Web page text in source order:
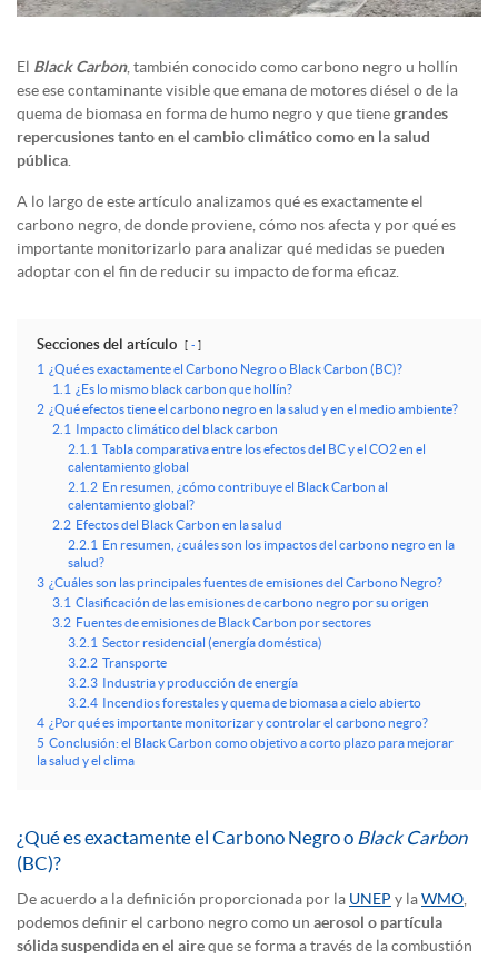
El Black Carbon, también conocido como carbono negro u hollín
ese ese contaminante visible que emana de motores diésel o de la
quema de biomasa en forma de humo negro y que tienegrandes
repercusiones tanto en el cambio climático como en la salud
pública
A lo largo de este artículo analizamos qué es exactamente el
carbono negro, de donde proviene, cómo nos afecta y por qué es
importante monitorizarlo para analizar qué medidas se pueden
adoptar con el fin de reducir su impacto de forma eficaz.
Secciones del artículo -
1 ¿Qué es exactamente el Carbono Negro o Black Carbon (BC)?
1.1 ¿Es lo mismo black carbon que hollín?
2 ¿Qué efectos tiene el carbono negro en la salud y en el medio ambiente?
2.1 Impacto climático del black carbon
2.1.1 Tabla comparativa entre los efectos del BC y el CO2 en el
calentamiento global
2.1.2 En resumen, ¿cómo contribuye el Black Carbon al
calentamiento global?
2.2 Efectos del Black Carbon en la salud
2.2.1 En resumen, ¿cuáles son los impactos del carbono negro en la
salud?
3 ¿Cuáles son las principales fuentes de emisiones del Carbono Negro?
3.1 Clasificación de las emisiones de carbono negro por su origen
3.2 Fuentes de emisiones de Black Carbon por sectores
3.2.1 Sector residencial (energía doméstica)
3.2.2 Transporte
3.2.3 Industria y producción de energía
3.2.4 Incendios forestales y quema de biomasa a cielo abierto
4 ¿Por qué es importante monitorizar y controlar el carbono negro?
5 Conclusión: el Black Carbon como objetivo a corto plazo para mejorar
la salud y el clima
¿Qué es exactamente el Carbono Negro o Black Carbon
(BC)?
De acuerdo a la definición proporcionada por la UNEP y laWMO
podemos definir el carbono negro como un aerosol o partícula
sólida suspendida en el aireque se forma a través de la combustión